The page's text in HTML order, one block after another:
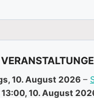
10. August 2026 –
13:00, 10. August